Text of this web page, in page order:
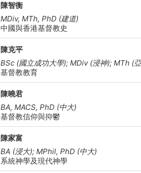
陳智衡
MDiv, MTh, PhD (建道)
中國與香港基督教史
陳克平
BSc (國立成功大學); MDiv (浸神); MTh (
基督教教育
陳曉君
BA, MACS, PhD (中大)
基督教信仰與抑鬱
陳家富
BA (浸大); MPhil, PhD (中大)
系統神學及現代神學